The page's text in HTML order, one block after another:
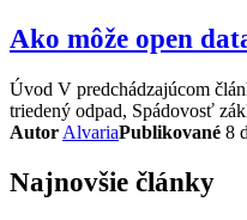
Ako môže open
Úvod V predchádzajúcom
triedený odpad, Spádovosť
Autor AlvariaPublikované 8
Najnovšie články